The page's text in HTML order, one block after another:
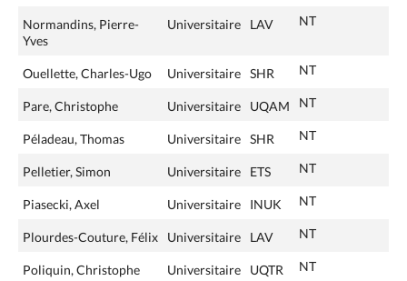
Normandins, Pierre-
Yves
Universitaire LAV NT
Ouellette, Charles-Ugo Universitaire SHR NT
Pare, Christophe Universitaire UQAM NT
Péladeau, Thomas Universitaire SHR NT
Pelletier, Simon Universitaire ETS NT
Piasecki, Axel Universitaire INUK NT
Plourdes-Couture, Félix Universitaire LAV NT
Poliquin, Christophe Universitaire UQTR NT